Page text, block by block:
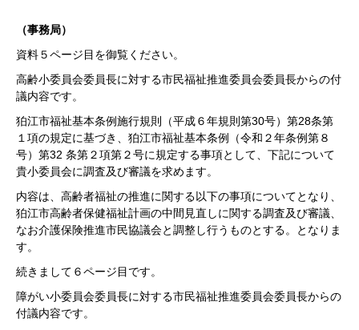
（事務局）
資料５ページ目を御覧ください。
高齢小委員会委員長に対する市民福祉推進委員会委員長からの付
議内容です。
狛江市福祉基本条例施行規則（平成６年規則第30号）第28条第
１項の規定に基づき、狛江市福祉基本条例（令和２年条例第８
号）第32 条第２項第２号に規定する事項として、下記について
貴小委員会に調査及び審議を求めます。
内容は、高齢者福祉の推進に関する以下の事項についてとなり、
狛江市高齢者保健福祉計画の中間見直しに関する調査及び審議、
なお介護保険推進市民協議会と調整し行うものとする。となりま
す。
続きまして６ページ目です。
障がい小委員会委員長に対する市民福祉推進委員会委員長からの
付議内容です。